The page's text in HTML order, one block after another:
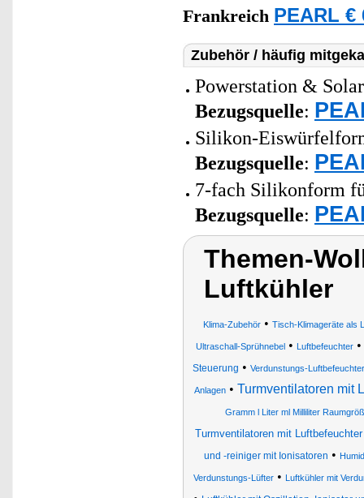
Frankreich PEARL €
Zubehör / häufig
Powerstation &
Bezugsquelle:
Silikon-
Bezugsquelle:
7-fach Silikonform
Bezugsquelle:
Themen-
Luftkühler
Klima-Zubehör • Tisch-Klimageräte als
Ultraschall-Sprühnebel • Luftbefeuchter •
Steuerung • Verdunstungs-
Anlagen • Turmventilatoren mit
Gramm l Liter ml Milliliter
Turmventilatoren mit
und -reiniger mit Ionisatoren •
Verdunstungs-Lüfter• Luftkühler mit